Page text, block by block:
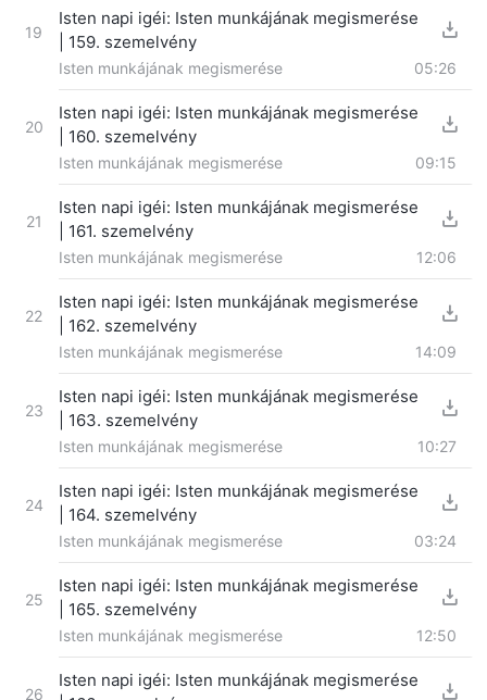
19
Isten napi igéi: Isten munkájának megismerése
| 159. szemelvény
Isten munkájának megismerése 05:26
20
Isten napi igéi: Isten munkájának megismerése
| 160. szemelvény
Isten munkájának megismerése 09:15
21
Isten napi igéi: Isten munkájának megismerése
| 161. szemelvény
Isten munkájának megismerése 12:06
22
Isten napi igéi: Isten munkájának megismerése
| 162. szemelvény
Isten munkájának megismerése 14:09
23
Isten napi igéi: Isten munkájának megismerése
| 163. szemelvény
Isten munkájának megismerése 10:27
24
Isten napi igéi: Isten munkájának megismerése
| 164. szemelvény
Isten munkájának megismerése 03:24
25
Isten napi igéi: Isten munkájának megismerése
| 165. szemelvény
Isten munkájának megismerése 12:50
26
Isten napi igéi: Isten munkájának megismerése